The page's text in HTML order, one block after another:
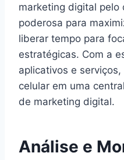
marketing digital pelo
poderosa para
liberar tempo para
estratégicas. Com a
aplicativos e
celular em uma
de marketing digital.
Análise e